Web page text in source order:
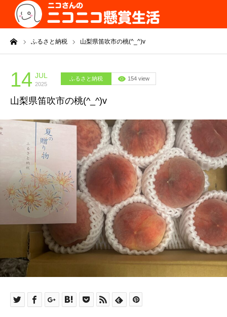
ふるさと納税 山梨県笛吹市の桃(^_^)v
14 JUL
2025
ふるさと納税 154 view
山梨県笛吹市の桃(^_^)v